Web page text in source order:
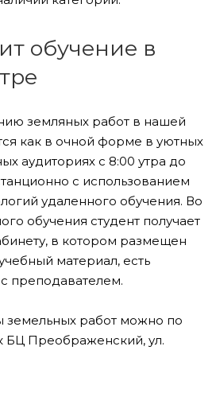
обучение в
земляных работ в нашей
как в очной форме в уютных
аудиториях с 8:00 утра до
с использованием
удаленного обучения. Во
обучения студент получает
в котором размещен
материал, есть
преподавателем.
земельных работ можно по
БЦ Преображенский, ул.